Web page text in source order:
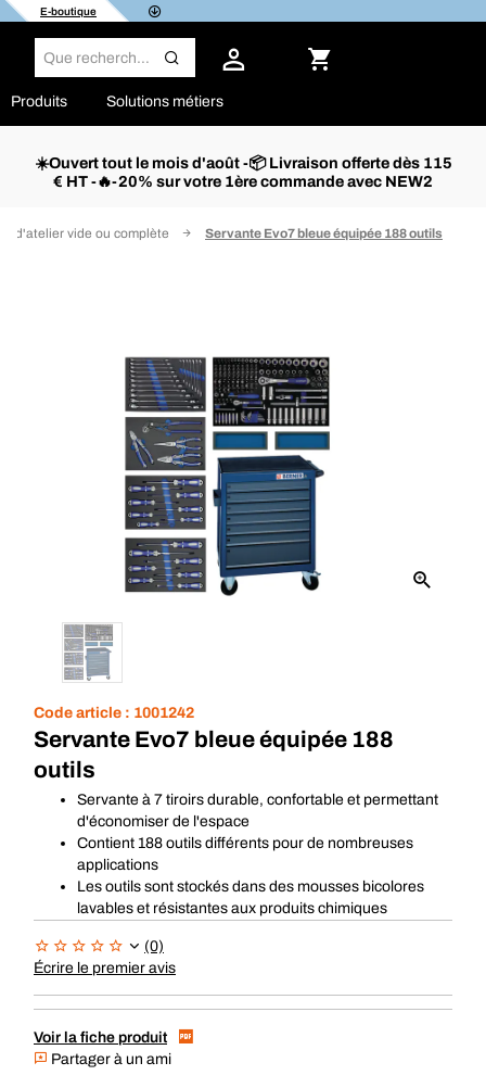
E-boutique
Produits Solutions métiers
☀️Ouvert tout le mois d'août -📦 Livraison offerte dès 115
€ HT -🔥-20% sur votre 1ère commande avec NEW2
d'atelier vide ou complète Servante Evo7 bleue équipée 188 outils
Code article : 1001242
Servante Evo7 bleue équipée 188
outils
Servante à 7 tiroirs durable, confortable et permettant
d'économiser de l'espace
Contient 188 outils différents pour de nombreuses
applications
Les outils sont stockés dans des mousses bicolores
lavables et résistantes aux produits chimiques
(0)
Écrire le premier avis
Voir la fiche produit
Partager à un ami